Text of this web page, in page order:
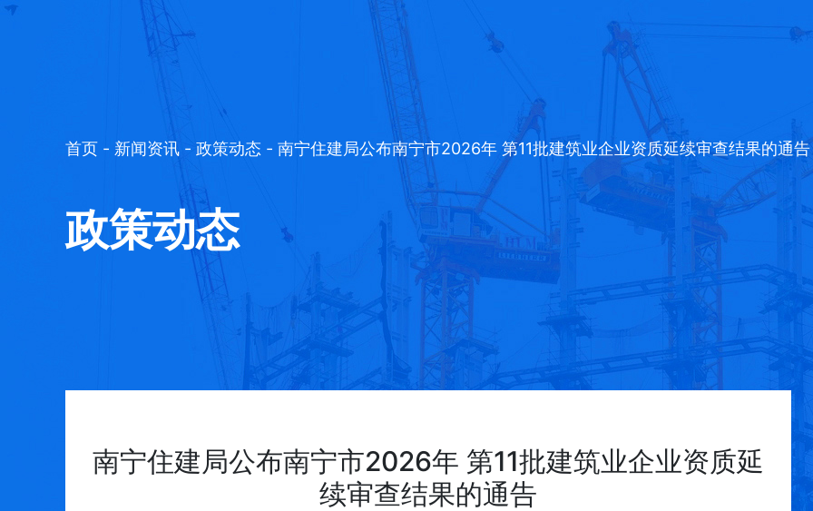
首页 - 新闻资讯 - 政策动态 - 南宁住建局公布南宁市2026年 第11批建筑业企业资质延续审查结果的通告
政策动态
南宁住建局公布南宁市2026年 第11批建筑业企业资质延
续审查结果的通告